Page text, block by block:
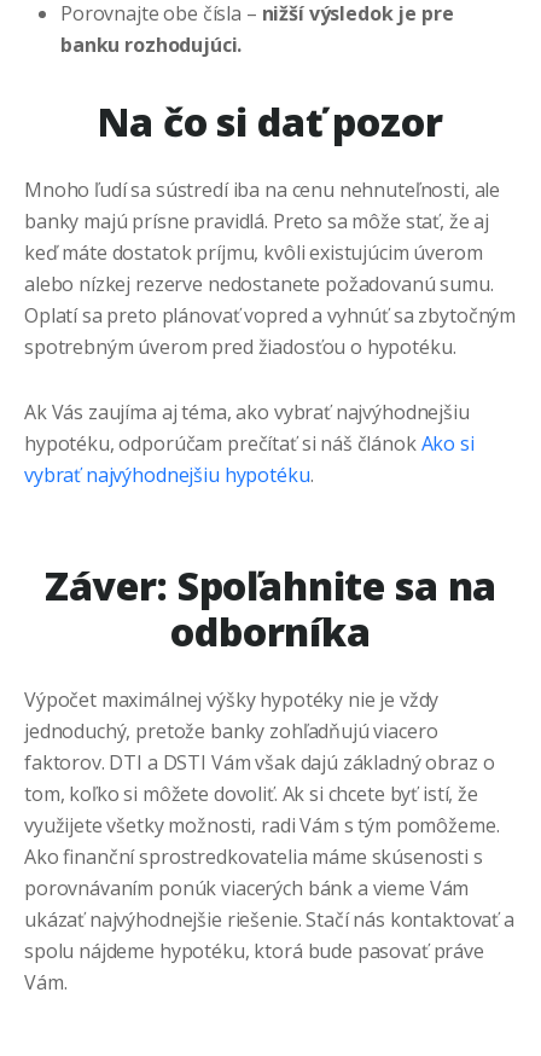
Porovnajte obe čísla – nižší výsledok je pre
banku rozhodujúci.
Na čo si dať pozor
Mnoho ľudí sa sústredí iba na cenu nehnuteľnosti, ale
banky majú prísne pravidlá. Preto sa môže stať, že aj
keď máte dostatok príjmu, kvôli existujúcim úverom
alebo nízkej rezerve nedostanete požadovanú sumu.
Oplatí sa preto plánovať vopred a vyhnúť sa zbytočným
spotrebným úverom pred žiadosťou o hypotéku.
Ak Vás zaujíma aj téma, ako vybrať najvýhodnejšiu
hypotéku, odporúčam prečítať si náš článokAko si
vybrať najvýhodnejšiu hypotéku.
Záver: Spoľahnite sa na
odborníka
Výpočet maximálnej výšky hypotéky nie je vždy
jednoduchý, pretože banky zohľadňujú viacero
faktorov. DTI a DSTI Vám však dajú základný obraz o
tom, koľko si môžete dovoliť. Ak si chcete byť istí, že
využijete všetky možnosti, radi Vám s tým pomôžeme.
Ako finanční sprostredkovatelia máme skúsenosti s
porovnávaním ponúk viacerých bánk a vieme Vám
ukázať najvýhodnejšie riešenie. Stačí nás kontaktovať a
spolu nájdeme hypotéku, ktorá bude pasovať práve
Vám.